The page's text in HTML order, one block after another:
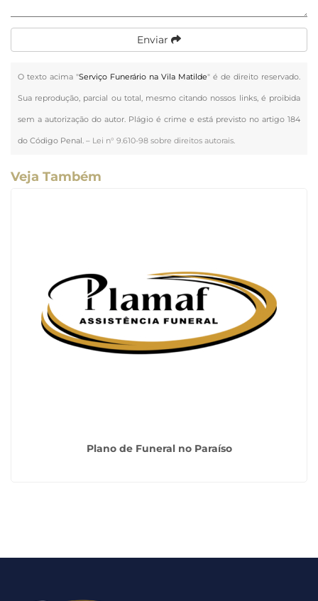
Enviar
O texto acima "Serviço Funerário na Vila Matilde" é de direito reservado.
Sua reprodução, parcial ou total, mesmo citando nossos links, é proibida
sem a autorização do autor. Plágio é crime e está previsto no artigo 184
do Código Penal. – Lei n° 9.610-98 sobre direitos autorais.
Veja Também
Plano de Funeral no Paraíso